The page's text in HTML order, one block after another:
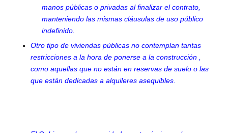
manos públicas o privadas al finalizar el contrato,
manteniendo las mismas cláusulas de uso público
indefinido.
Otro tipo de viviendas públicas no contemplan tantas
restricciones a la hora de ponerse a la construcción ,
como aquellas que no están en reservas de suelo o las
que están dedicadas a alquileres asequibles.